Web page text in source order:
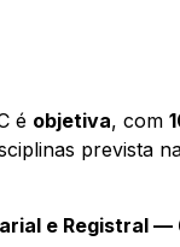
é objetiva, com
prevista
e Registral —